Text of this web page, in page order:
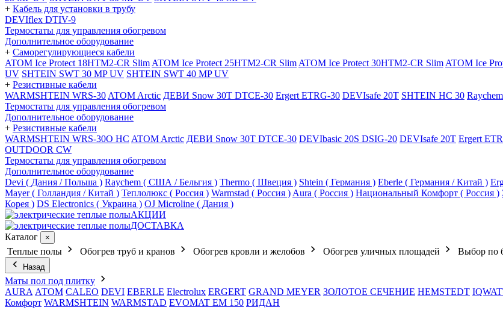
+ Кабель для установки в трубу
DEVIflex DTIV-9
Термостаты для управления обогревом
Дополнительное оборудование
+ Саморегулирующиеся кабели
ATOM Ice Protect 18HTM2-CR Slim ATOM Ice Protect 25HTM2-CR Slim ATOM Ice Protect 30HTM2-CR Slim ATOM Ice
UV SHTEIN SWT 30 MP UV SHTEIN SWT 40 MP UV
+ Резистивные кабели
WARMSHTEIN WRS-30 ATOM Arctic ДЕВИ Snow 30T DTCE-30 Ergert ETRG-30 DEVIsafe 20T SHTEIN HC 30
Термостаты для управления обогревом
Дополнительное оборудование
+ Резистивные кабели
WARMSHTEIN WRS-30O HC ATOM Arctic ДЕВИ Snow 30T DTCE-30 DEVIbasic 20S DSIG-20 DEVIsafe 20T Ergert
OUTDOOR CW
Термостаты для управления обогревом
Дополнительное оборудование
Devi ( Дания / Польша ) Raychem ( США / Бельгия ) Thermo ( Швеция ) Shtein ( Германия ) Eberle ( Германия / Китай )
Mayer ( Голландия / Китай ) Теплолюкс ( Россия ) Warmstad ( Россия ) Aura ( Россия ) Национальный Комфорт ( Россия )
Корея ) DS Electronics ( Украина ) OJ Microline ( Дания )
АКЦИИ
ДОСТАВКА
Каталог
×
Теплые полы Обогрев труб и кранов Обогрев кровли и желобов Обогрев уличных площадей Выбор по
Назад
Маты пол под плитку
AURA АТОМ CALEO DEVI EBERLE Electrolux ERGERT GRAND MEYER ЗОЛОТОЕ СЕЧЕНИЕ HEMSTEDT
Комфорт WARMSHTEIN WARMSTAD EVOMAT EM 150 РИДАН